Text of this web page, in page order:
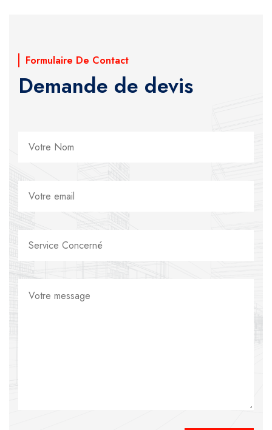
Formulaire De Contact
Demande de devis